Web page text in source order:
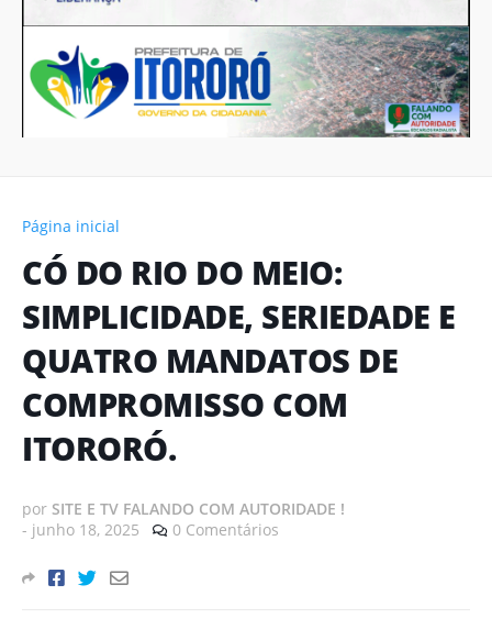
Página inicial
CÓ DO RIO DO MEIO:
SIMPLICIDADE, SERIEDADE E
QUATRO MANDATOS DE
COMPROMISSO COM
ITORORÓ.
por SITE E TV FALANDO COM AUTORIDADE !
- junho 18, 2025 0 Comentários